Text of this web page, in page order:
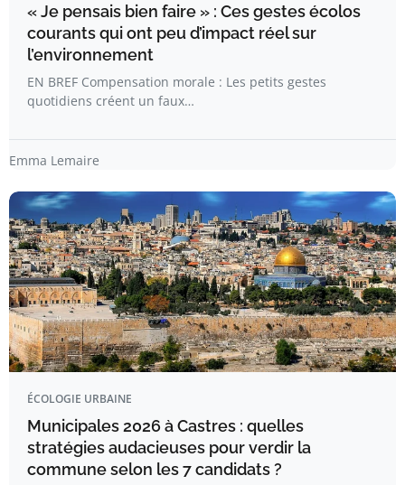
« Je pensais bien faire » : Ces gestes écolos
courants qui ont peu d’impact réel sur
l’environnement
EN BREF Compensation morale : Les petits gestes
quotidiens créent un faux…
Emma Lemaire
ÉCOLOGIE URBAINE
Municipales 2026 à Castres : quelles
stratégies audacieuses pour verdir la
commune selon les 7 candidats ?